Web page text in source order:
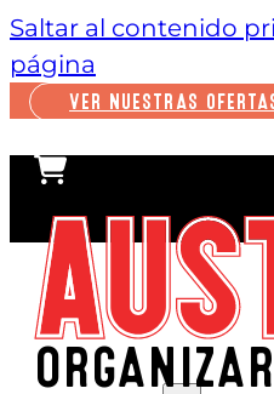
Saltar al contenido
página
VER NUESTRAS